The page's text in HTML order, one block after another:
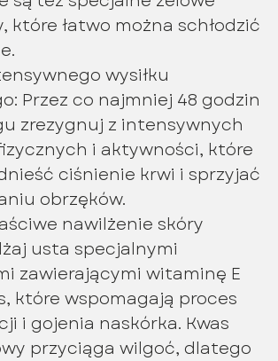
które łatwo można schłodzić
wysiłku
Przez co najmniej 48 godzin
zrezygnuj z intensywnych
i aktywności, które
ciśnienie krwi i sprzyjać
obrzęków.
nawilżenie skóry
usta specjalnymi
zawierającymi witaminę E
które wspomagają proces
i gojenia naskórka. Kwas
przyciąga wilgoć, dlatego